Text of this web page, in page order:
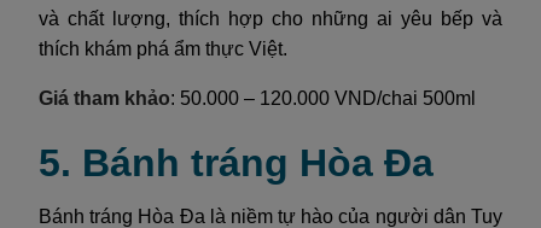
và chất lượng, thích hợp cho những ai yêu bếp và
thích khám phá ẩm thực Việt.
Giá tham khảo: 50.000 – 120.000 VND/chai 500ml
5. Bánh tráng Hòa Đa
Bánh tráng Hòa Đa là niềm tự hào của người dân Tuy